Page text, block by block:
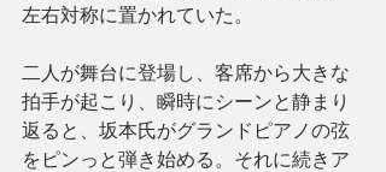
左右対称に置かれていた。
二人が舞台に登場し、客席から大きな
拍手が起こり、瞬時にシーンと静まり
返ると、坂本氏がグランドピアノの弦
をピンっと弾き始める。それに続きア